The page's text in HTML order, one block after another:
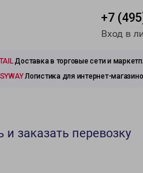
+7
Вход в
Доставка в торговые сети и
Логистика для интернет-
и заказать перевозку